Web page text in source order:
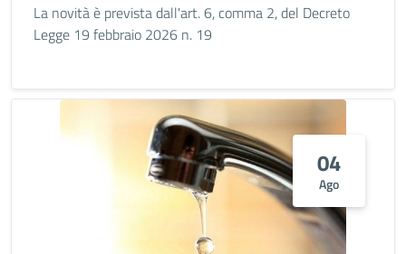
La novità è prevista dall'art. 6, comma 2, del Decreto
Legge 19 febbraio 2026 n. 19
04
Ago